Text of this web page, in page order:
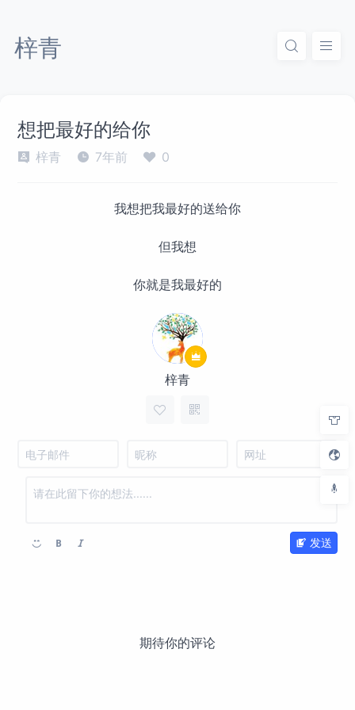
梓青
想把最好的给你
梓青 7年前 0
我想把我最好的送给你
但我想
你就是我最好的
梓青
发送
期待你的评论